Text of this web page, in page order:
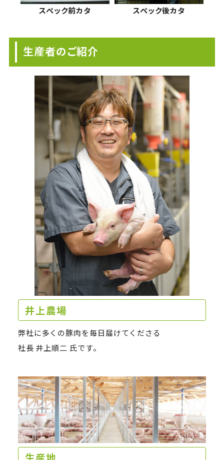
スペック前カタ スペック後カタ
生産者のご紹介
井上農場
弊社に多くの豚肉を毎日届けてくださる
社長 井上順二 氏です。